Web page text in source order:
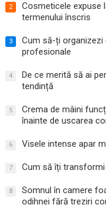
2
Cosmeticele expuse
termenului înscris
3
Cum să-ți organizezi
profesionale
4
De ce merită să ai
tendință
5
Crema de mâini
înainte de uscarea
6 Visele intense apar
7 Cum să îți
8
Somnul în camere
odihnei fără treziri